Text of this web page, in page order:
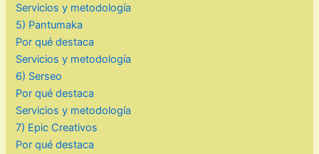
Servicios y metodología
5) Pantumaka
Por qué destaca
Servicios y metodología
6) Serseo
Por qué destaca
Servicios y metodología
7) Epic Creativos
Por qué destaca